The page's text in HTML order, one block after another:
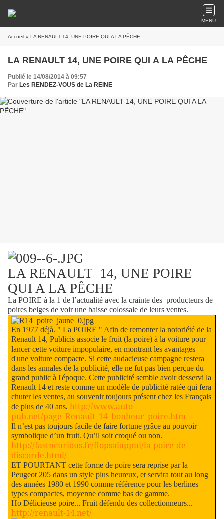
MENU
Accueil » LA RENAULT 14, UNE POIRE QUI A LA PÊCHE
LA RENAULT 14, UNE POIRE QUI A LA PÊCHE
Publié le 14/08/2014 à 09:57
Par Les RENDEZ-VOUS de La REINE
LA RENAULT 14, UNE POIRE
QUI A LA PÊCHE
La POIRE à la 1 de l’actualité avec la crainte des producteurs de
poires belges de voir une baisse colossale de leurs ventes.
En 1977 déjà. " La POIRE " Afin de remonter la notoriété de la
Renault 14, Publicis associe le fruit (la poire) à la voiture pour
lancer cette voiture impopulaire, en montrant les avantages
d'une voiture compacte. Si cette audacieuse campagne restera
dans les annales de la publicité, elle ne fut pas bien perçue du
grand public à l'époque. Cette publicité semble avoir desservi la
Renault 14 et reste comme un modèle de publicité ratée qui fera
chuter les ventes, au souvenir toujours présent chez les Français
de plus de 40 ans. http://www.auto-
pub.net/page_Renault_14_bonheur_poire.htm
Il n’est pas toujours facile de faire fortune grâce au pouvoir
symbolique d’un fruit. Qu’il soit croqué ou non.
http://fastncurious.fr/flopsalappui/la-poire-de-
discorde.html/
ET POURTANT cette forme de poire sera reprise par la
Peugeot 205 dans un style plus heureux, et servira tout au long
des années 1980 et 1990 comme référence pour les berlines
types compactes, moyenne comme bas de gamme.
Ho Délicieuse poire... Fruit défendu des collectionneurs...
http://renault-14.net/